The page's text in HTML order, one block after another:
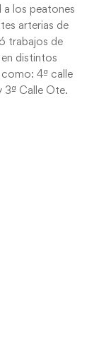
a los peatones
arterias de
trabajos de
distintos
4ª calle
3ª Calle Ote.